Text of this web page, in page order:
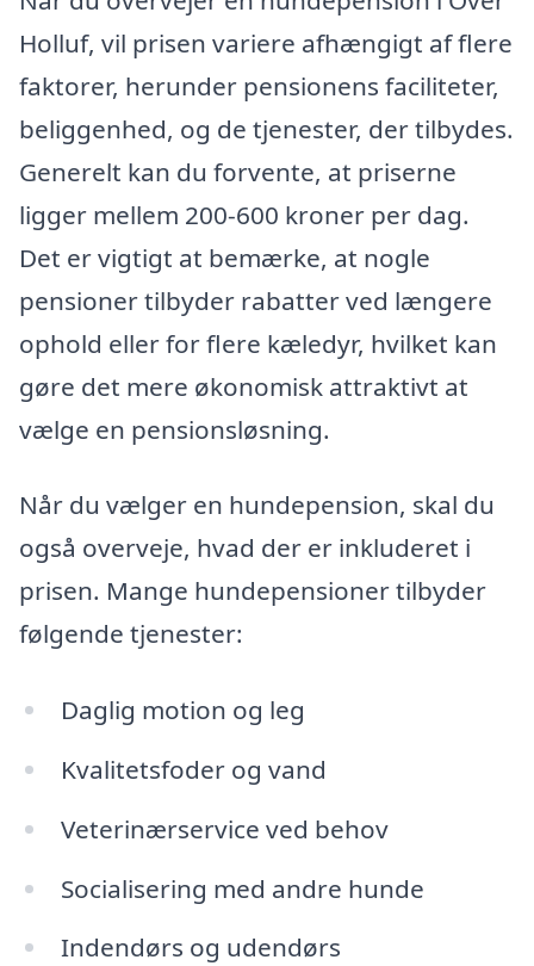
Holluf, vil prisen variere afhængigt af flere
faktorer, herunder pensionens faciliteter,
beliggenhed, og de tjenester, der tilbydes.
Generelt kan du forvente, at priserne
ligger mellem 200-600 kroner per dag.
Det er vigtigt at bemærke, at nogle
pensioner tilbyder rabatter ved længere
ophold eller for flere kæledyr, hvilket kan
gøre det mere økonomisk attraktivt at
vælge en pensionsløsning.
Når du vælger en hundepension, skal du
også overveje, hvad der er inkluderet i
prisen. Mange hundepensioner tilbyder
følgende tjenester:
Daglig motion og leg
Kvalitetsfoder og vand
Veterinærservice ved behov
Socialisering med andre hunde
Indendørs og udendørs